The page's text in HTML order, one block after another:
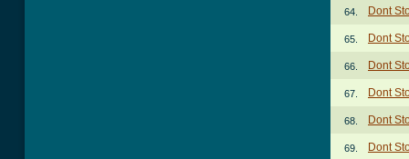
64. Dont
65. Dont
66. Dont
67. Dont
68. Dont
69. Dont